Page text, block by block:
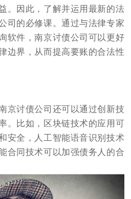
。因此，了解并运用最新的法
司的必修课。通过与法律专家
软件，南京讨债公司可以更好
边界，从而提高要账的合法性
京讨债公司还可以通过创新技
。比如，区块链技术的应用可
安全，人工智能语音识别技术
合同技术可以加强债务人的合